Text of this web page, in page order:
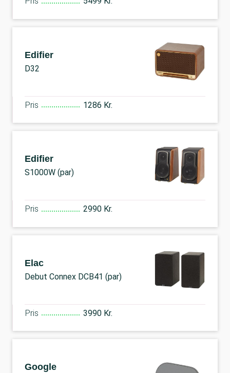
Edifier
D32
Pris 1286 Kr.
Edifier
S1000W (par)
Pris 2990 Kr.
Elac
Debut Connex DCB41 (par)
Pris 3990 Kr.
Google